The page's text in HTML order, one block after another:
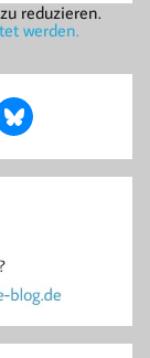
reduzieren.
werden.